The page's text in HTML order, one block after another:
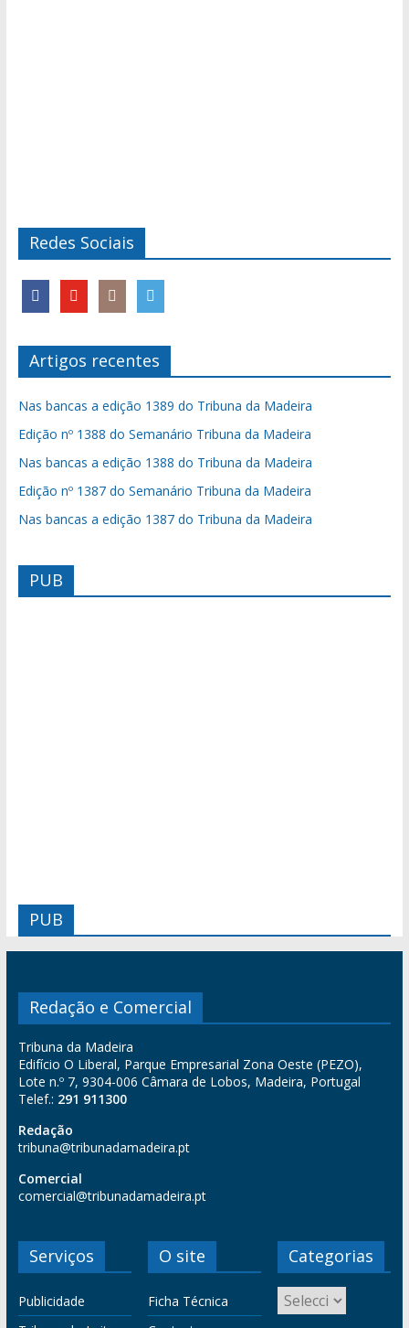
Redes Sociais
Artigos recentes
Nas bancas a edição 1389 do Tribuna da Madeira
Edição nº 1388 do Semanário Tribuna da Madeira
Nas bancas a edição 1388 do Tribuna da Madeira
Edição nº 1387 do Semanário Tribuna da Madeira
Nas bancas a edição 1387 do Tribuna da Madeira
PUB
PUB
Redação e Comercial
Tribuna da Madeira
Edifício O Liberal, Parque Empresarial Zona Oeste (PEZO),
Lote n.º 7, 9304-006 Câmara de Lobos, Madeira, Portugal
Telef.: 291 911300
Redação
tribuna@tribunadamadeira.pt
Comercial
comercial@tribunadamadeira.pt
Serviços
Publicidade
O site
Ficha Técnica
Categorias